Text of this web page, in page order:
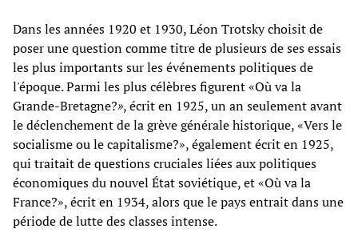
Dans les années 1920 et 1930, Léon Trotsky choisit de
poser une question comme titre de plusieurs de ses essais
les plus importants sur les événements politiques de
l'époque. Parmi les plus célèbres figurent «Où va la
Grande-Bretagne?», écrit en 1925, un an seulement avant
le déclenchement de la grève générale historique, «Vers le
socialisme ou le capitalisme?», également écrit en 1925,
qui traitait de questions cruciales liées aux politiques
économiques du nouvel État soviétique, et «Où va la
France?», écrit en 1934, alors que le pays entrait dans une
période de lutte des classes intense.